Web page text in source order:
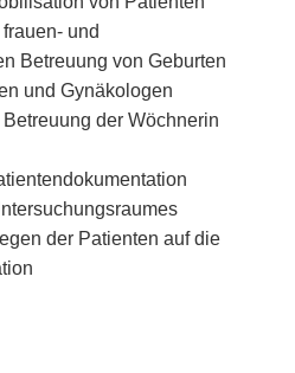
und
Betreuung von Geburten
und Gynäkologen
der Wöchnerin
der Patienten auf die